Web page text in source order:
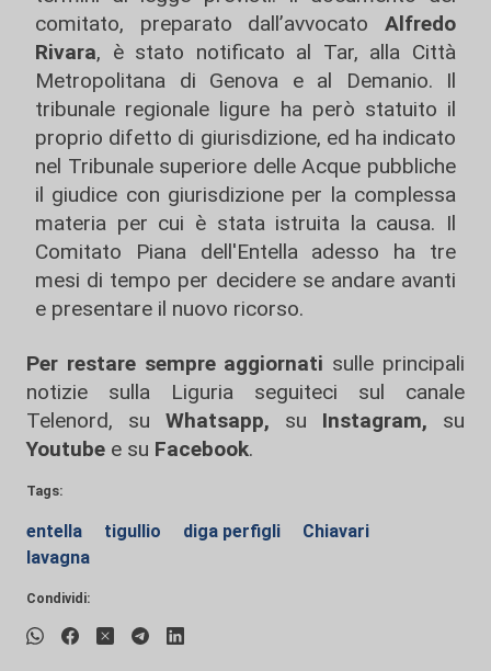
comitato, preparato dall’avvocato Alfredo
Rivara, è stato notificato al Tar, alla Città
Metropolitana di Genova e al Demanio. Il
tribunale regionale ligure ha però statuito il
proprio difetto di giurisdizione, ed ha indicato
nel Tribunale superiore delle Acque pubbliche
il giudice con giurisdizione per la complessa
materia per cui è stata istruita la causa. Il
Comitato Piana dell'Entella adesso ha tre
mesi di tempo per decidere se andare avanti
e presentare il nuovo ricorso.
Per restare sempre aggiornati sulle principali
notizie sulla Liguria seguiteci sul canale
Telenord, su
Whatsapp, su Instagram, su
Youtube e su Facebook.
Tags:
entella tigullio diga perfigli
Chiavari
lavagna
Condividi: